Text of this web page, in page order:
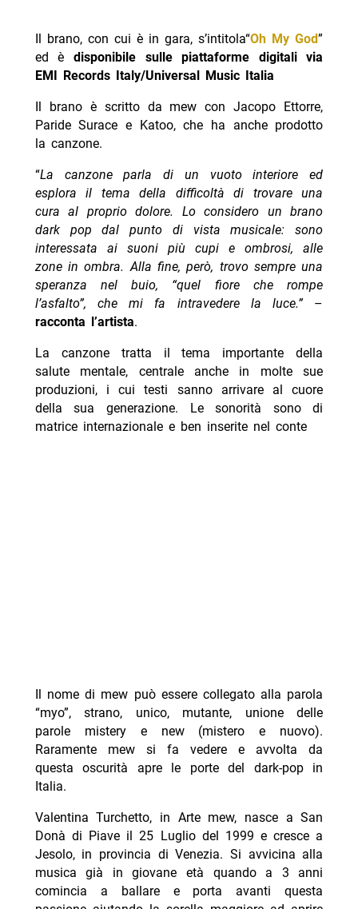
Il brano, con cui è in gara, s’intitola“Oh My God”
ed è disponibile sulle piattaforme digitali via
EMI Records Italy/Universal Music Italia
Il brano è scritto da mew con Jacopo Ettorre,
Paride Surace e Katoo, che ha anche prodotto
la canzone.
“La canzone parla di un vuoto interiore ed
esplora il tema della difficoltà di trovare una
cura al proprio dolore. Lo considero un brano
dark pop dal punto di vista musicale: sono
interessata ai suoni più cupi e ombrosi, alle
zone in ombra. Alla fine, però, trovo sempre una
speranza nel buio, “quel fiore che rompe
l’asfalto”, che mi fa intravedere la luce.”–
racconta l’artista.
La canzone tratta il tema importante della
salute mentale, centrale anche in molte sue
produzioni, i cui testi sanno arrivare al cuore
della sua generazione. Le sonorità sono di
matrice internazionale e ben inserite nel conte
Il nome di mew può essere collegato alla parola
“myo”, strano, unico, mutante, unione delle
parole mistery e new (mistero e nuovo).
Raramente mew si fa vedere e avvolta da
questa oscurità apre le porte del dark-pop in
Italia.
Valentina Turchetto, in Arte mew, nasce a San
Donà di Piave il 25 Luglio del 1999 e cresce a
Jesolo, in provincia di Venezia. Si avvicina alla
musica già in giovane età quando a 3 anni
comincia a ballare e porta avanti questa